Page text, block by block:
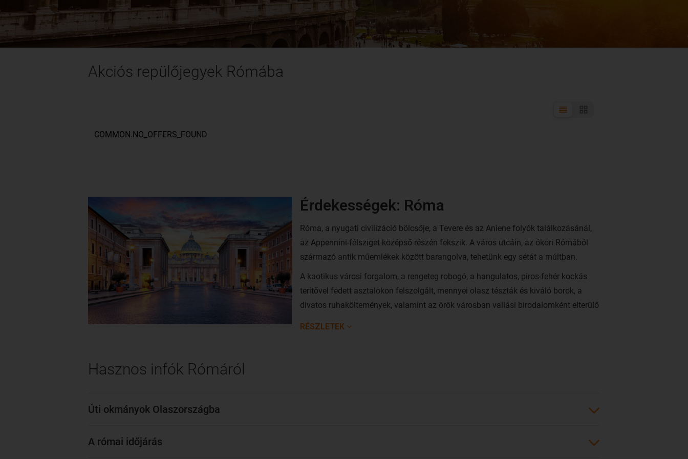
Akciós repülőjegyek Rómába
Érdekességek: Róma
Róma, a nyugati civilizáció bölcsője, a Tevere és az Aniene folyók találkozásánál,
az Appennini-félsziget középső részén fekszik. A város utcáin, az ókori Rómából
származó antik műemlékek között barangolva, tehetünk egy sétát a múltban.
A kaotikus városi forgalom, a rengeteg robogó, a hangulatos, piros-fehér kockás
terítővel fedett asztalokon felszolgált, mennyei olasz tészták és kiváló borok, a
divatos ruhaköltemények, valamint az örök városban vallási birodalomként elterülő
Vatikán – mindez Rómához tartozik. Nem véletlen, hogy Róma a világ egyik
RÉSZLETEK
Hasznos infók Rómáról
Úti okmányok Olaszországba
A római időjárás